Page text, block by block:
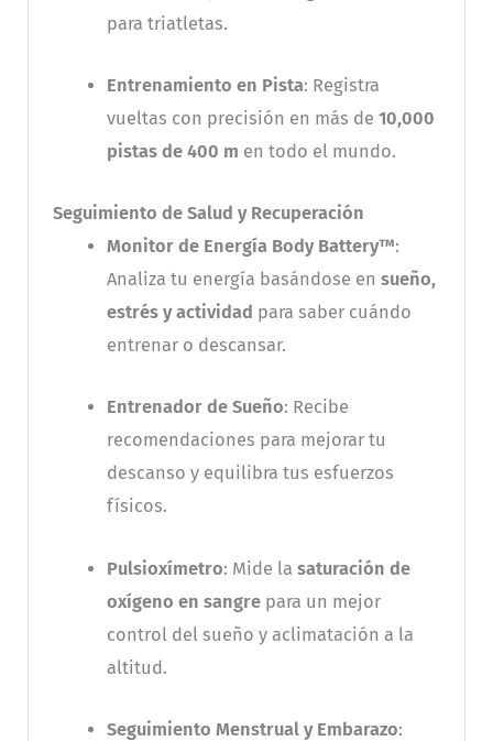
para triatletas.
Entrenamiento en Pista: Registra
vueltas con precisión en más de 10,000
pistas de 400 m en todo el mundo.
Seguimiento de Salud y Recuperación
Monitor de Energía Body Battery™:
Analiza tu energía basándose en sueño,
estrés y actividad para saber cuándo
entrenar o descansar.
Entrenador de Sueño: Recibe
recomendaciones para mejorar tu
descanso y equilibra tus esfuerzos
físicos.
Pulsioxímetro: Mide la saturación de
oxígeno en sangrepara un mejor
control del sueño y aclimatación a la
altitud.
Seguimiento Menstrual y Embarazo: